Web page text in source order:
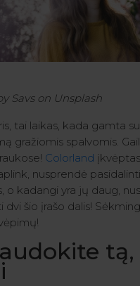
Savs on Unsplash
tai laikas, kada gamta
gražiomis spalvomis.
Colorland
nusprendė
o kadangi yra jų daug,
dvi šio įrašo dalis!